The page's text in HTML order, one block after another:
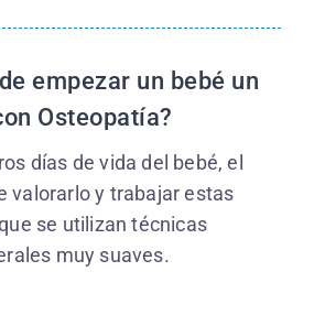
empezar un bebé un
Osteopatía?
días de vida del bebé, el
valorarlo y trabajar estas
se utilizan técnicas
muy suaves.